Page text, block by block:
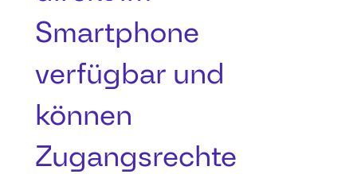
Smartphone
verfügbar und
können
Zugangsrechte